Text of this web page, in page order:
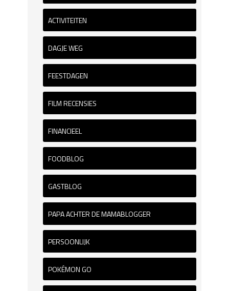
ACTIVITEITEN
DAGJE WEG
FEESTDAGEN
FILM RECENSIES
FINANCIEEL
FOODBLOG
GASTBLOG
PAPA ACHTER DE MAMABLOGGER
PERSOONLIJK
POKÉMON GO